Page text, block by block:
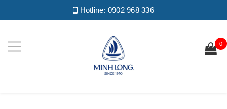
Hotline: 0902 968 336
0